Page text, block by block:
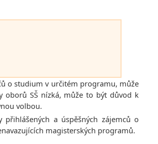
o studium v určitém programu, může
oborů SŠ nízká, může to být důvod k
volbou.
a úspěšných zájemců o
magisterských programů.